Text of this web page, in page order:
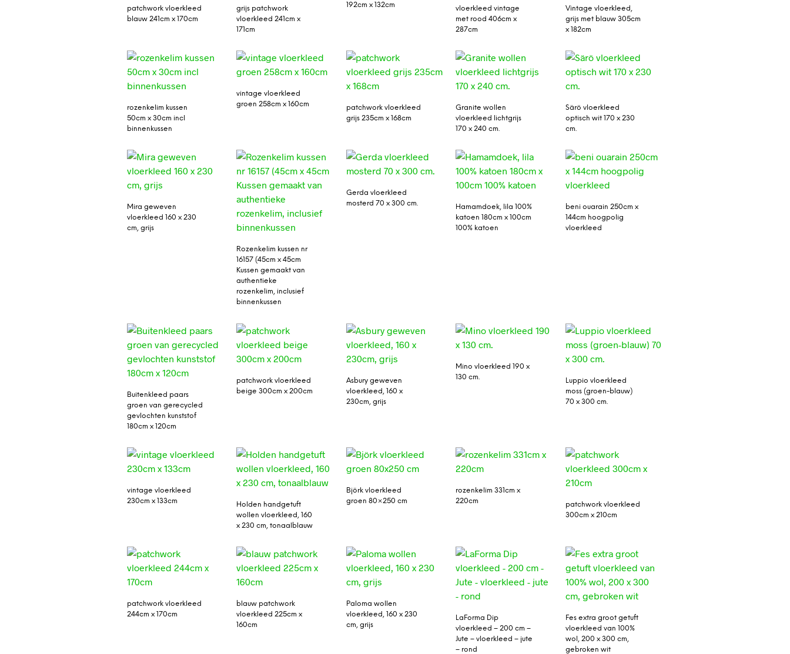
patchwork vloerkleed
blauw 241cm x 170cm
grijs patchwork
vloerkleed 241cm x
171cm
192cm x 132cm
vloerkleed vintage
met rood 406cm x
287cm
Vintage vloerkleed,
grijs met blauw 305cm
x 182cm
rozenkelim kussen
50cm x 30cm incl
binnenkussen
vintage vloerkleed
groen 258cm x 160cm
patchwork vloerkleed
grijs 235cm x 168cm
Granite wollen
vloerkleed lichtgrijs
170 x 240 cm.
Särö vloerkleed
optisch wit 170 x 230
cm.
Mira geweven
vloerkleed 160 x 230
cm, grijs
Rozenkelim kussen nr
16157 (45cm x 45cm
Kussen gemaakt van
authentieke
rozenkelim, inclusief
binnenkussen
Gerda vloerkleed
mosterd 70 x 300 cm.
Hamamdoek, lila 100%
katoen 180cm x 100cm
100% katoen
beni ouarain 250cm x
144cm hoogpolig
vloerkleed
Buitenkleed paars
groen van gerecycled
gevlochten kunststof
180cm x 120cm
patchwork vloerkleed
beige 300cm x 200cm
Asbury geweven
vloerkleed, 160 x
230cm, grijs
Mino vloerkleed 190 x
130 cm.
Luppio vloerkleed
moss (groen-blauw)
70 x 300 cm.
vintage vloerkleed
230cm x 133cm
Holden handgetuft
wollen vloerkleed, 160
x 230 cm, tonaalblauw
Björk vloerkleed
groen 80×250 cm
rozenkelim 331cm x
220cm
patchwork vloerkleed
300cm x 210cm
patchwork vloerkleed
244cm x 170cm
blauw patchwork
vloerkleed 225cm x
160cm
Paloma wollen
vloerkleed, 160 x 230
cm, grijs
LaForma Dip
vloerkleed – 200 cm –
Jute – vloerkleed – jute
– rond
Fes extra groot getuft
vloerkleed van 100%
wol, 200 x 300 cm,
gebroken wit